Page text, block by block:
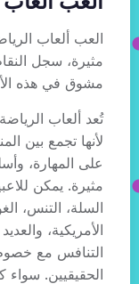
العب ألعاب
مثيرة، سجل
مشوق في هذه
تُعد ألعاب
لأنها تجمع بين
على المهارة،
مثيرة. يمكن
السلة، التنس،
الأمريكية،
التنافس مع خصوم
الحقيقيين. سواء